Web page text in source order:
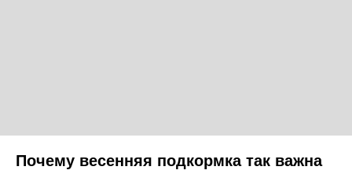
Почему весенняя подкормка так важна